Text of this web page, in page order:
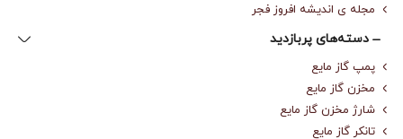
مجله‌ ی اندیشه افروز فجر
دسته‌های پربازدید
پمپ گاز مایع
مخزن گاز مایع
شارژ مخزن گاز مایع
تانکر گاز مایع